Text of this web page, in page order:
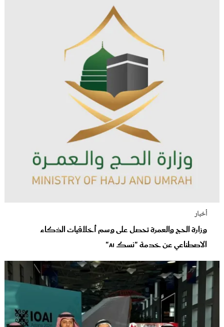
أخبار
وزارة الحج والعمرة تحصل على وسم أخلاقيات الذكاء
الاصطناعي عن خدمة "نسك AI"